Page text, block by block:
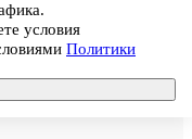
условия
Политики